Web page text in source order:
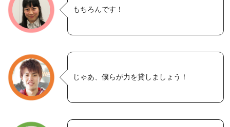
もちろんです！
じゃあ、僕らが力を貸しましょう！